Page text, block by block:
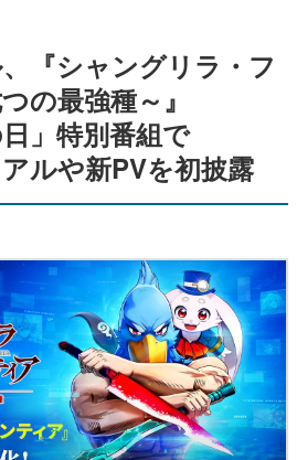
『シャングリラ・フ
の最強種～』
」特別番組で
ルや新PVを初披露